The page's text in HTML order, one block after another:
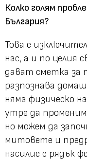
Колко голям
България?
Това е
нас, а и по целия
дават сметка за
разпознава
няма физическо
утре да
но можем да
митовете и
насилие е рядък